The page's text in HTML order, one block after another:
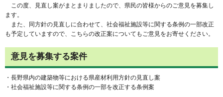
この度、見直し案がまとまりましたので、県民の皆様からのご意見を募集し
ます。
また、同方針の見直しに合わせて、社会福祉施設等に関する条例の一部改正
も予定していますので、こちらの改正案についてもご意見をお寄せください。
意見を募集する案件
・長野県内の建築物等における県産材利用方針の見直し案
・社会福祉施設等に関する条例の一部を改正する条例案